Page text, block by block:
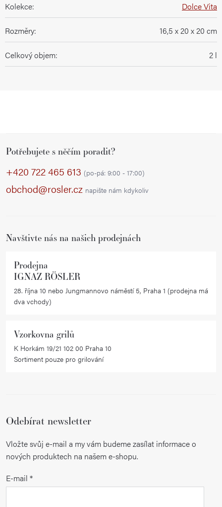
Kolekce: Dolce Vita
Rozměry: 16,5 x 20 x 20 cm
Celkový objem: 2 l
Potřebujete s něčím poradit?
+420 722 465 613 (po-pá: 9:00 - 17:00)
obchod@rosler.cz napište nám kdykoliv
Navštivte nás na našich prodejnách
Prodejna
IGNAZ RÖSLER
28. října 10 nebo Jungmannovo náměstí 5, Praha 1 (prodejna má
dva vchody)
Vzorkovna grilů
K Horkám 19/21 102 00 Praha 10
Sortiment pouze pro grilování
Odebírat newsletter
Vložte svůj e-mail a my vám budeme zasílat informace o
nových produktech na našem e-shopu.
E-mail